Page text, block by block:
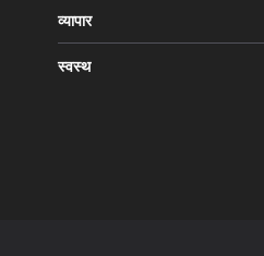
व्यापार
स्वस्थ